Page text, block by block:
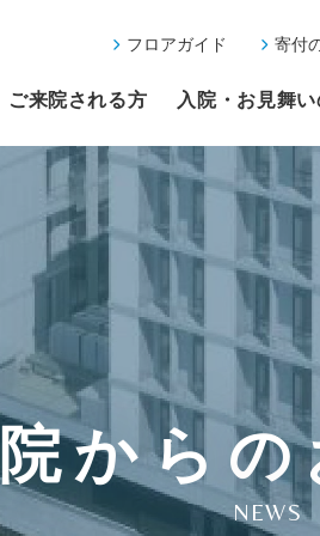
フロアガイド 寄付
ご来院される方 入院・お見舞
から
NEWS